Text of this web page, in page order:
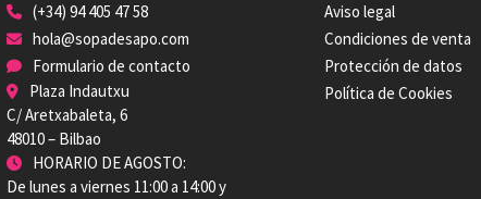
(+34) 94 405 47 58
hola@sopadesapo.com
Formulario de contacto
Plaza Indautxu
C/ Aretxabaleta, 6
48010 – Bilbao
HORARIO DE AGOSTO:
De lunes a viernes 11:00 a 14:00 y
Aviso legal
Condiciones de venta
Protección de datos
Política de Cookies